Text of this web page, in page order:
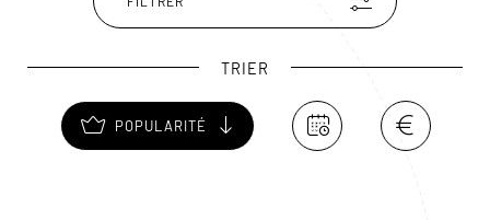
vivre avec eux dans des campements de yourtes
TRIER
POPULARITÉ